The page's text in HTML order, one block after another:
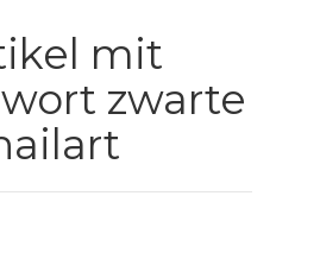
mit
zwarte